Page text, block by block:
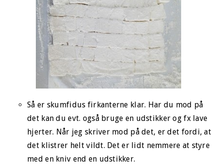
Så er skumfidus firkanterne klar. Har du mod på
det kan du evt. også bruge en udstikker og fx lave
hjerter. Når jeg skriver mod på det, er det fordi, at
det klistrer helt vildt. Det er lidt nemmere at styre
med en kniv end en udstikker.